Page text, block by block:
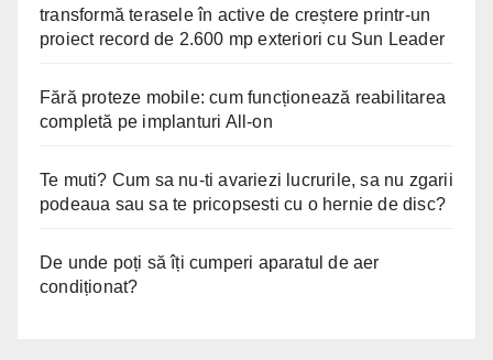
transformă terasele în active de creștere printr-un
proiect record de 2.600 mp exteriori cu Sun Leader
Fără proteze mobile: cum funcționează reabilitarea
completă pe implanturi All-on
Te muti? Cum sa nu-ti avariezi lucrurile, sa nu zgarii
podeaua sau sa te pricopsesti cu o hernie de disc?
De unde poți să îți cumperi aparatul de aer
condiționat?